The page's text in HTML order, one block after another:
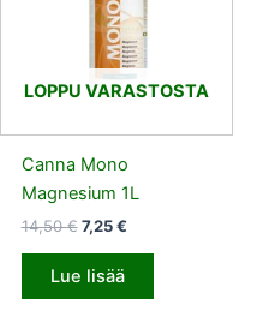
LOPPU VARASTOSTA
Canna Mono
Magnesium 1L
14,50€ 7,25€
Lue lisää